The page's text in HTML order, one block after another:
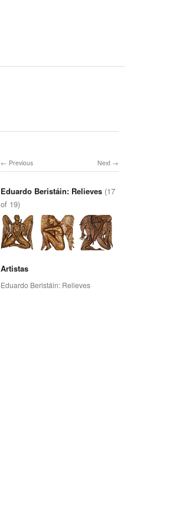
Next
Previous
Eduardo Beristáin: Relieves (17
of 19)
Artistas
Eduardo Beristáin: Relieves